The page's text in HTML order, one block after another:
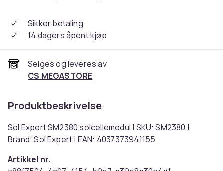
Sikker betaling
14 dagers åpent kjøp
Selges og leveres av
CS MEGASTORE
Produktbeskrivelse
Sol Expert SM2380 solcellemodul | SKU: SM2380 |
Brand: Sol Expert | EAN: 4037373941155
Artikkel nr.